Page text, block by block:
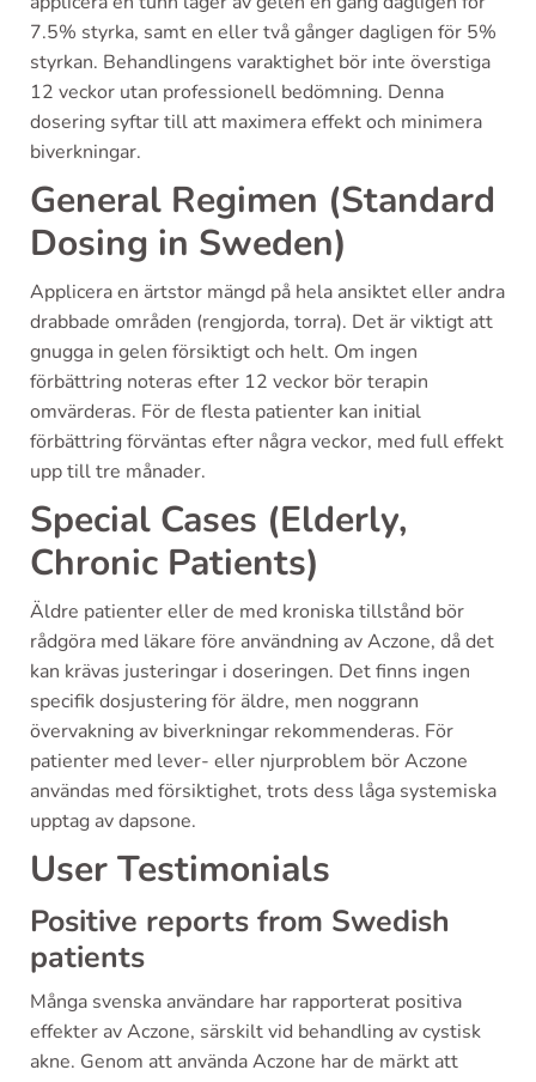
7.5% styrka, samt en eller två gånger dagligen för 5%
styrkan. Behandlingens varaktighet bör inte överstiga
12 veckor utan professionell bedömning. Denna
dosering syftar till att maximera effekt och minimera
biverkningar.
General Regimen (Standard
Dosing in Sweden)
Applicera en ärtstor mängd på hela ansiktet eller andra
drabbade områden (rengjorda, torra). Det är viktigt att
gnugga in gelen försiktigt och helt. Om ingen
förbättring noteras efter 12 veckor bör terapin
omvärderas. För de flesta patienter kan initial
förbättring förväntas efter några veckor, med full effekt
upp till tre månader.
Special Cases (Elderly,
Chronic Patients)
Äldre patienter eller de med kroniska tillstånd bör
rådgöra med läkare före användning av Aczone, då det
kan krävas justeringar i doseringen. Det finns ingen
specifik dosjustering för äldre, men noggrann
övervakning av biverkningar rekommenderas. För
patienter med lever- eller njurproblem bör Aczone
användas med försiktighet, trots dess låga systemiska
upptag av dapsone.
User Testimonials
Positive reports from Swedish
patients
Många svenska användare har rapporterat positiva
effekter av Aczone, särskilt vid behandling av cystisk
akne. Genom att använda Aczone har de märkt att